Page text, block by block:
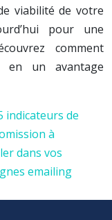
viabilité de votre
pour une
comment
en un avantage
indicateurs de
à
dans vos
emailing